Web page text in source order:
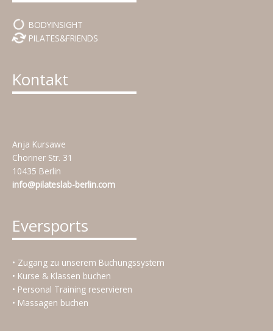
BODYINSIGHT
PILATES&FRIENDS
Kontakt
Anja Kursawe
Choriner Str. 31
10435 Berlin
info@pilateslab-berlin.com
Eversports
• Zugang zu unserem Buchungssystem
• Kurse & Klassen buchen
• Personal Training reservieren
• Massagen buchen